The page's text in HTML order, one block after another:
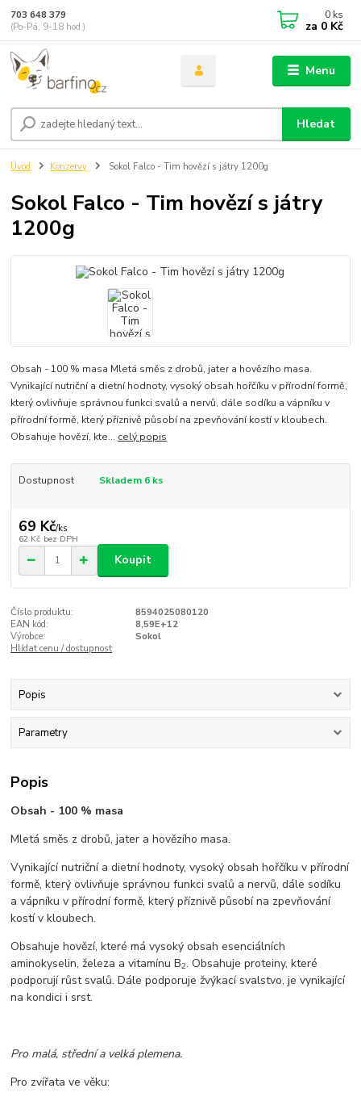
Menu
Hledat
703 648 379
(Po-Pá, 9-18 hod.)
0 ks
za 0 Kč
Úvod Konzervy Sokol Falco - Tim hovězí s játry 1200g
Sokol Falco - Tim hovězí s játry
1200g
Obsah - 100 % masa Mletá směs z drobů, jater a hovězího masa.
Vynikající nutriční a dietní hodnoty, vysoký obsah hořčíku v přírodní formě,
který ovlivňuje správnou funkci svalů a nervů, dále sodíku a vápníku v
přírodní formě, který příznivě působí na zpevňování kostí v kloubech.
Obsahuje hovězí, kte... celý popis
Dostupnost Skladem 6 ks
69 Kč/ks
62 Kč bez DPH
Koupit
Číslo produktu:
8594025080120
EAN kód:
8,59E+12
Výrobce:
Sokol
Hlídat cenu / dostupnost
Popis
Parametry
Popis
Obsah - 100 % masa
Mletá směs z drobů, jater a hovězího masa.
Vynikající nutriční a dietní hodnoty, vysoký obsah hořčíku v přírodní
formě, který ovlivňuje správnou funkci svalů a nervů, dále sodíku
a vápníku v přírodní formě, který příznivě působí na zpevňování
kostí v kloubech.
Obsahuje hovězí, které má vysoký obsah esenciálních
aminokyselin, železa a vitamínu B2. Obsahuje proteiny, které
podporují růst svalů. Dále podporuje žvýkací svalstvo, je vynikající
na kondici i srst.
Pro malá, střední a velká plemena.
Pro zvířata ve věku: